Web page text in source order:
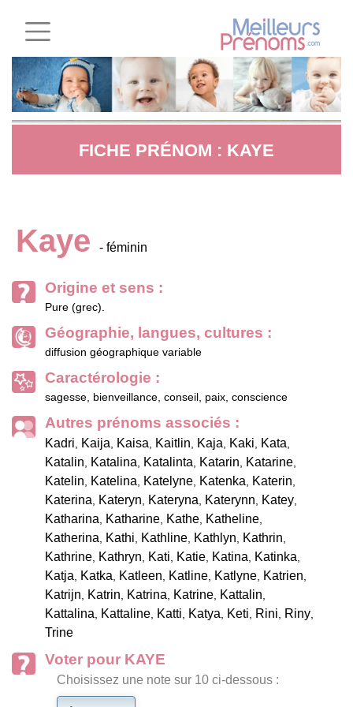
FICHE PRÉNOM : KAYE
Kaye - féminin
Origine et sens :
Pure (grec).
Géographie, langues, cultures :
diffusion géographique variable
Caractérologie :
sagesse, bienveillance, conseil, paix, conscience
Autres prénoms associés :
Kadri, Kaija, Kaisa, Kaitlin, Kaja, Kaki, Kata,
Katalin, Katalina, Katalinta, Katarin, Katarine,
Katelin, Katelina, Katelyne, Katenka, Katerin,
Katerina, Kateryn, Kateryna, Katerynn, Katey,
Katharina, Katharine, Kathe, Katheline,
Katherina, Kathi, Kathline, Kathlyn, Kathrin,
Kathrine, Kathryn, Kati, Katie, Katina, Katinka,
Katja, Katka, Katleen, Katline, Katlyne, Katrien,
Katrijn, Katrin, Katrina, Katrine, Kattalin,
Kattalina, Kattaline, Katti, Katya, Keti, Rini, Riny,
Trine
Voter pour KAYE
Choisissez une note sur 10 ci-dessous :